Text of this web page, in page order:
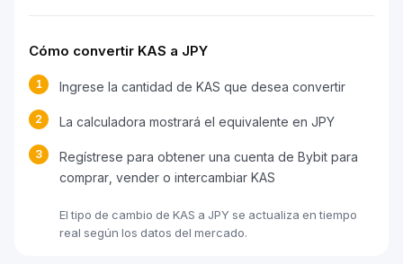
Cómo convertir KAS a JPY
1 Ingrese la cantidad de KAS que desea convertir
2 La calculadora mostrará el equivalente en JPY
3
Regístrese para obtener una cuenta de Bybit para
comprar, vender o intercambiar KAS
El tipo de cambio de KAS a JPY se actualiza en tiempo
real según los datos del mercado.